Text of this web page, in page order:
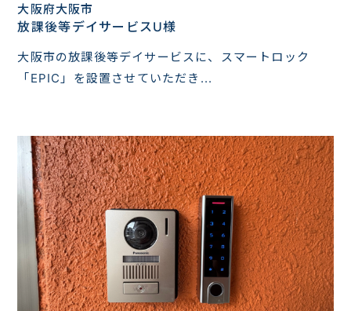
大阪府大阪市
放課後等デイサービスU様
大阪市の放課後等デイサービスに、スマートロック
「EPIC」を設置させていただき...